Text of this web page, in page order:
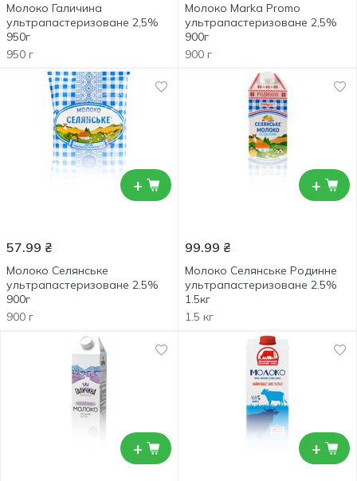
Молоко Галичина
ультрапастеризоване 2,5%
950г
950 г
Молоко Marka Promo
ультрапастеризоване 2,5%
900г
900 г
+
57.99 ₴
Молоко Селянське
ультрапастеризоване 2.5%
900г
900 г
+
99.99 ₴
Молоко Селянське Родинне
ультрапастеризоване 2.5%
1.5кг
1.5 кг
+ +